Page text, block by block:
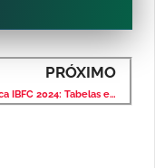
PRÓXIMO
Matemática IBFC 2024: Tabelas e Gráficos – Questão Comentada